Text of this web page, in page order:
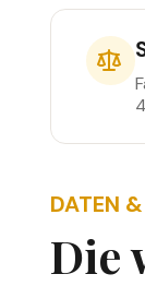
DATEN
Die